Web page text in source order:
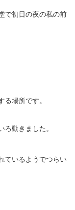
で初日の夜の私の前
場所です。
動きました。
ているようでつらい